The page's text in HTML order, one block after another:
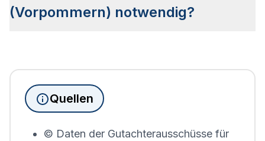
Bodenrichtwertzonen unterteilt, die Aufschluss
über den Wert des Bodens sowie die Bebauung
(Vorpommern) notwendig?
Immobilien, die sich in Blankensee (Vorpommern)
befinden, wird die Grundsteuererklärung auf Basis
des Bodenrichtwerts des entsprechenden Jahres
Quellen
© Daten der Gutachterausschüsse für